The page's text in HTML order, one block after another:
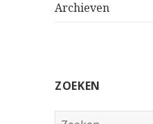
Archieven
ZOEKEN
Zoeken